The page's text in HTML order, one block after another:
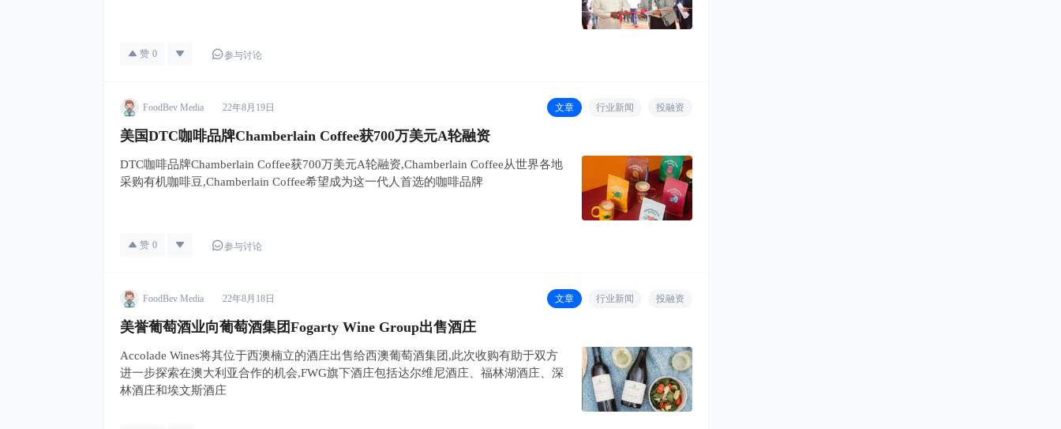
赞 0 参与讨论
FoodBev Media 22年8月19日 文章 行业新闻 投融资
美国DTC咖啡品牌Chamberlain Coffee获700万美元A轮融资
DTC咖啡品牌Chamberlain Coffee获700万美元A轮融资,Chamberlain Coffee从世界各地
采购有机咖啡豆,Chamberlain Coffee希望成为这一代人首选的咖啡品牌
赞 0 参与讨论
FoodBev Media 22年8月18日 文章 行业新闻 投融资
美誉葡萄酒业向葡萄酒集团Fogarty Wine Group出售酒庄
Accolade Wines将其位于西澳楠立的酒庄出售给西澳葡萄酒集团,此次收购有助于双方
进一步探索在澳大利亚合作的机会,FWG旗下酒庄包括达尔维尼酒庄、福林湖酒庄、深
林酒庄和埃文斯酒庄